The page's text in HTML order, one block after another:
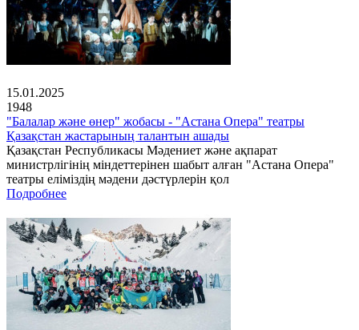
15.01.2025
1948
"Балалар және өнер" жобасы - "Астана Опера" театры
Қазақстан жастарының талантын ашады
Қазақстан Республикасы Мәдениет және ақпарат
министрлігінің міндеттерінен шабыт алған "Астана Опера"
театры еліміздің мәдени дәстүрлерін қол
Подробнее